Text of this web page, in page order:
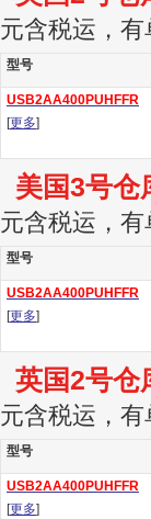
元含税运，
型号
USB2AA400PUHFFR
[更多]
美国3号仓
元含税运，
型号
USB2AA400PUHFFR
[更多]
英国2号仓
元含税运，
型号
USB2AA400PUHFFR
[更多]